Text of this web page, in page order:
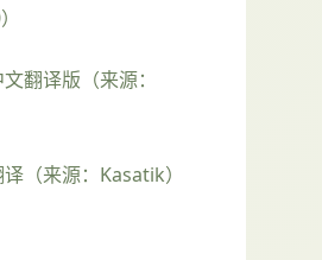
翻译版（来源：
（来源：Kasatik）